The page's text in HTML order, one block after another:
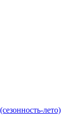
лето)